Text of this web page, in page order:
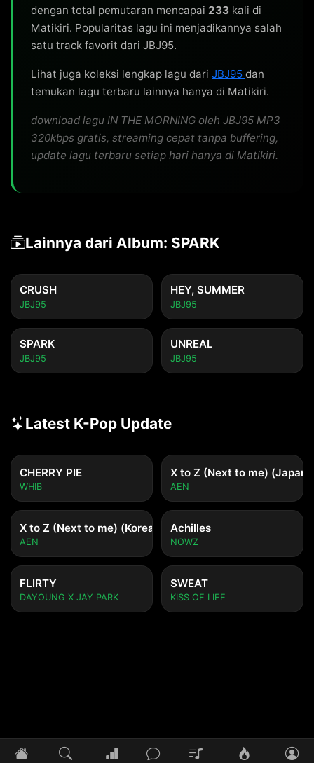
dengan total pemutaran mencapai 233 kali di
Matikiri. Popularitas lagu ini menjadikannya salah
satu track favorit dari JBJ95.
Lihat juga koleksi lengkap lagu dari JBJ95 dan
temukan lagu terbaru lainnya hanya di Matikiri.
download lagu IN THE MORNING oleh JBJ95 MP3
320kbps gratis, streaming cepat tanpa buffering,
update lagu terbaru setiap hari hanya di Matikiri.
Lainnya dari Album: SPARK
CRUSH
JBJ95
HEY, SUMMER
JBJ95
SPARK
JBJ95
UNREAL
JBJ95
Latest K-Pop Update
CHERRY PIE
WHIB
X to Z (Next to me)
AEN
X to Z (Next to me) (Korean ver.)
AEN
Achilles
NOWZ
FLIRTY
DAYOUNG X JAY PARK
SWEAT
KISS OF LIFE